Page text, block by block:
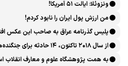
ونزوئلا: ایالت ۵۱ آمریکا!
من ارزش پول ایران را نابود کردم!
پلیس گذرنامه عراق به صاحب این عکس
است
به همت پژوهشگاه علوم و معارف